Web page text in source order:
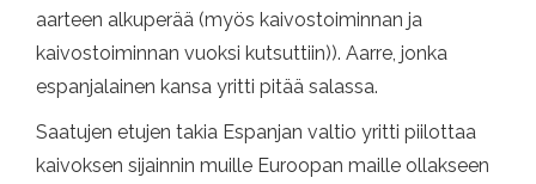
aarteen alkuperää (myös kaivostoiminnan ja
kaivostoiminnan vuoksi kutsuttiin)). Aarre, jonka
espanjalainen kansa yritti pitää salassa.
Saatujen etujen takia Espanjan valtio yritti piilottaa
kaivoksen sijainnin muille Euroopan maille ollakseen